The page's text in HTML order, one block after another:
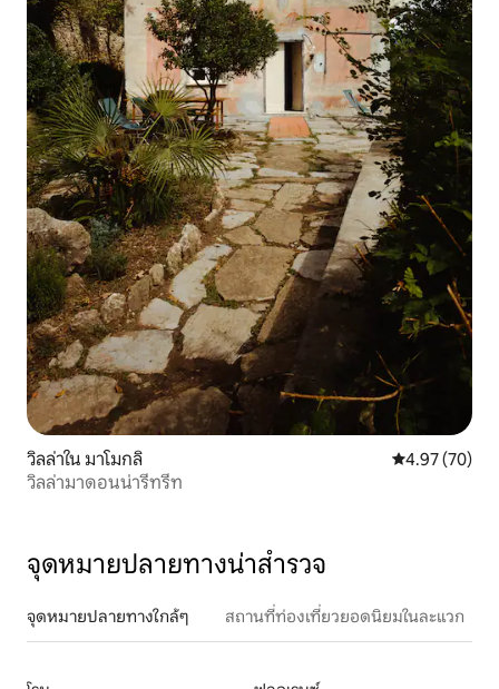
วิลล่าใน มาโมกลิ คะแนนเฉลี่ย
4.97 (70)
วิลล่ามาดอนน่ารีทรีท
จุดหมายปลายทางน่าสำรวจ
จุดหมายปลายทางใกล้ๆ สถานที่ท่องเที่ยวยอดนิยมในละแวก